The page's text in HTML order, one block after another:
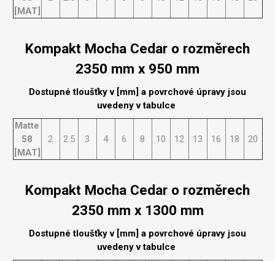
[MAT]
Kompakt Mocha Cedar o rozměrech
2350 mm x 950 mm
Dostupné tloušťky v [mm] a povrchové úpravy jsou
uvedeny v tabulce
Matte
58
[MAT]
2 2.5 3 4 6 8 10 12 13 16 18 20
Kompakt Mocha Cedar o rozměrech
2350 mm x 1300 mm
Dostupné tloušťky v [mm] a povrchové úpravy jsou
uvedeny v tabulce